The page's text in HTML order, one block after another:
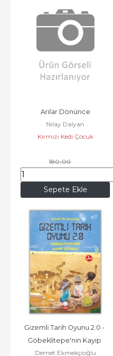
Sepete Ekle
Arılar Dönünce
Nilay Dalyan
Kırmızı Kedi Çocuk
180,00
154,80
Gizemli Tarih Oyunu 2.0 -
Göbeklitepe'nin Kayıp
Heykeli
Demet Ekmekçioğlu